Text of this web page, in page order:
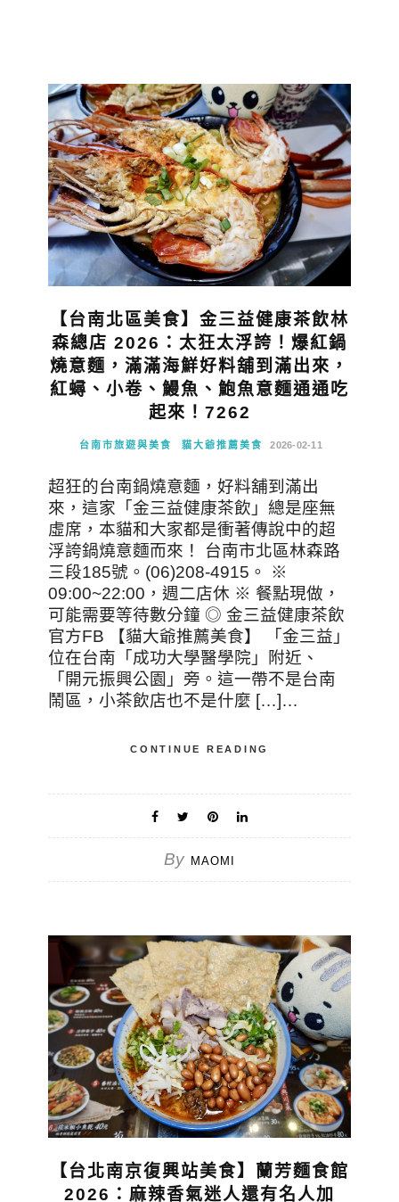
【台南北區美食】金三益健康茶飲林
森總店 2026：太狂太浮誇！爆紅鍋
燒意麵，滿滿海鮮好料舖到滿出來，
紅蟳、小卷、鰻魚、鮑魚意麵通通吃
起來！7262
台南市旅遊與美食 貓大爺推薦美食 2026-02-11
超狂的台南鍋燒意麵，好料舖到滿出
來，這家「金三益健康茶飲」總是座無
虛席，本貓和大家都是衝著傳說中的超
浮誇鍋燒意麵而來！ 台南市北區林森路
三段185號。(06)208-4915。 ※
09:00~22:00，週二店休 ※ 餐點現做，
可能需要等待數分鐘 ◎ 金三益健康茶飲
官方FB 【貓大爺推薦美食】 「金三益」
位在台南「成功大學醫學院」附近、
「開元振興公園」旁。這一帶不是台南
鬧區，小茶飲店也不是什麼 […]…
CONTINUE READING
By MAOMI
【台北南京復興站美食】蘭芳麵食館
2026：麻辣香氣迷人還有名人加